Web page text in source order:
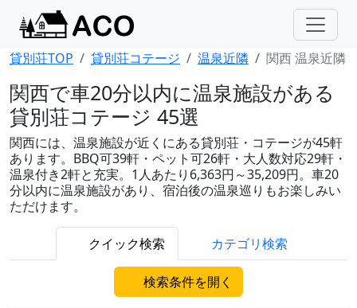
貸別荘TOP 貸別荘コテージ 温泉近隣 関西 温泉近隣
関西で車20分以内に温泉施設がある
貸別荘コテージ 45選
関西には、温泉施設が近くにある貸別荘・コテージが45軒
あります。BBQ可39軒・ペット可26軒・大人数対応29軒・
温泉付き2軒と充実。1人あたり6,363円～35,209円。車20
分以内に温泉施設があり、宿泊後の温泉巡りもお楽しみい
ただけます。
クイック検索 カテゴリ検索
検索条件を開く